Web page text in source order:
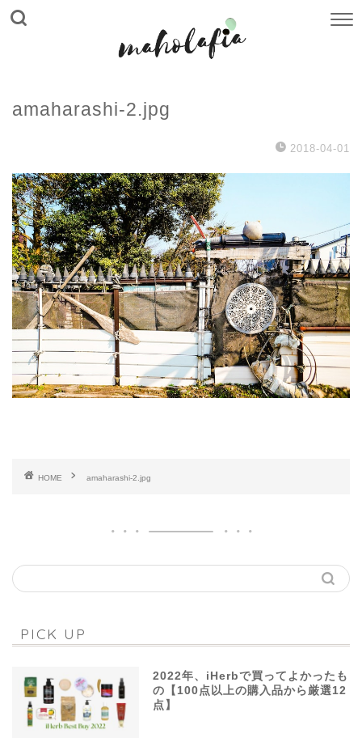
amaharashi-2.jpg
2018-04-01
HOME amaharashi-2.jpg
PICK UP
2022年、iHerbで買ってよかったも
の【100点以上の購入品から厳選12
点】